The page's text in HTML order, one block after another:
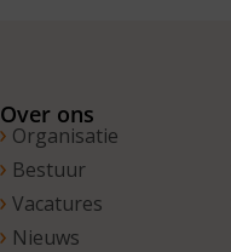
Over ons
Organisatie
Bestuur
Vacatures
Nieuws